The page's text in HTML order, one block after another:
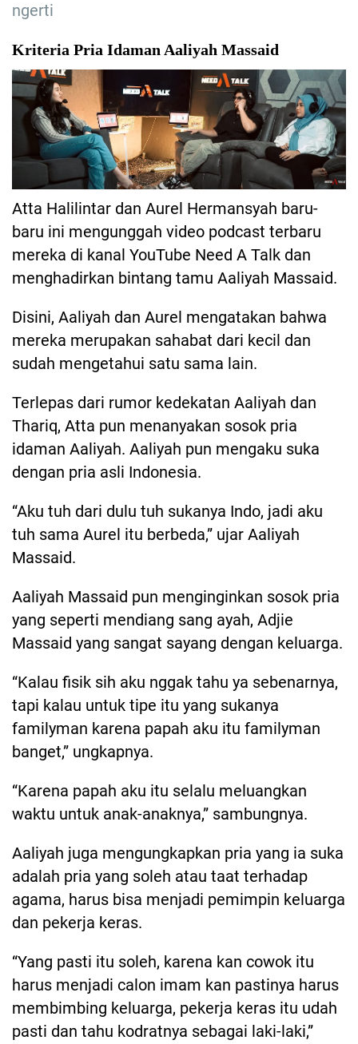
ngerti
Kriteria Pria Idaman Aaliyah Massaid
Atta Halilintar dan Aurel Hermansyah baru-
baru ini mengunggah video podcast terbaru
mereka di kanal YouTube Need A Talk dan
menghadirkan bintang tamu Aaliyah Massaid.
Disini, Aaliyah dan Aurel mengatakan bahwa
mereka merupakan sahabat dari kecil dan
sudah mengetahui satu sama lain.
Terlepas dari rumor kedekatan Aaliyah dan
Thariq, Atta pun menanyakan sosok pria
idaman Aaliyah. Aaliyah pun mengaku suka
dengan pria asli Indonesia.
“Aku tuh dari dulu tuh sukanya Indo, jadi aku
tuh sama Aurel itu berbeda,” ujar Aaliyah
Massaid.
Aaliyah Massaid pun menginginkan sosok pria
yang seperti mendiang sang ayah, Adjie
Massaid yang sangat sayang dengan keluarga.
“Kalau fisik sih aku nggak tahu ya sebenarnya,
tapi kalau untuk tipe itu yang sukanya
familyman karena papah aku itu familyman
banget,” ungkapnya.
“Karena papah aku itu selalu meluangkan
waktu untuk anak-anaknya,” sambungnya.
Aaliyah juga mengungkapkan pria yang ia suka
adalah pria yang soleh atau taat terhadap
agama, harus bisa menjadi pemimpin keluarga
dan pekerja keras.
“Yang pasti itu soleh, karena kan cowok itu
harus menjadi calon imam kan pastinya harus
membimbing keluarga, pekerja keras itu udah
pasti dan tahu kodratnya sebagai laki-laki,”